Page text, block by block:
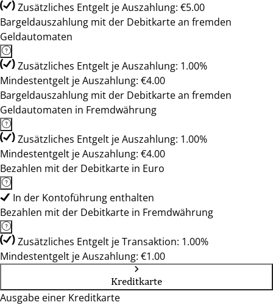
Zusätzliches Entgelt je Auszahlung: €5.00
Bargeldauszahlung mit der Debitkarte an fremden
Geldautomaten
Zusätzliches Entgelt je Auszahlung: 1.00%
Mindestentgelt je Auszahlung: €4.00
Bargeldauszahlung mit der Debitkarte an fremden
Geldautomaten in Fremdwährung
Zusätzliches Entgelt je Auszahlung: 1.00%
Mindestentgelt je Auszahlung: €4.00
Bezahlen mit der Debitkarte in Euro
In der Kontoführung enthalten
Bezahlen mit der Debitkarte in Fremdwährung
Zusätzliches Entgelt je Transaktion: 1.00%
Mindestentgelt je Auszahlung: €1.00
Kreditkarte
Ausgabe einer Kreditkarte